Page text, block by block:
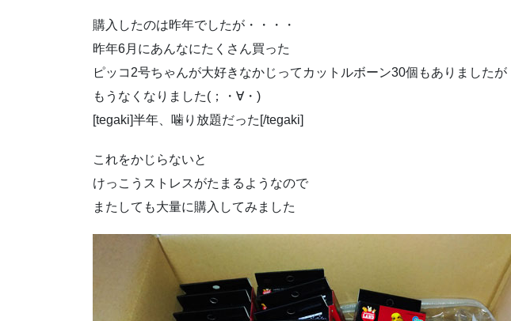
購入したのは昨年でしたが・・・・
昨年6月にあんなにたくさん買った
ピッコ2号ちゃんが大好きなかじってカットルボーン30個もありましたが
もうなくなりました(；・∀・)
[tegaki]半年、噛り放題だった[/tegaki]
これをかじらないと
けっこうストレスがたまるようなので
またしても大量に購入してみました